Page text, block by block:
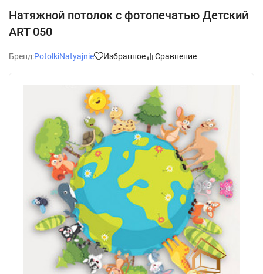
Натяжной потолок с фотопечатью Детский
ART 050
Бренд:PotolkiNatyajnie Избранное Сравнение